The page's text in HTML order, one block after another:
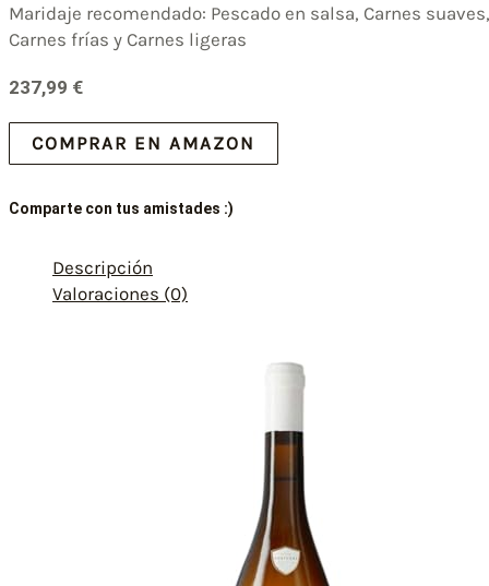
Maridaje recomendado: Pescado en salsa, Carnes suaves,
Carnes frías y Carnes ligeras
237,99 €
COMPRAR EN AMAZON
Comparte con tus amistades :)
Descripción
Valoraciones (0)